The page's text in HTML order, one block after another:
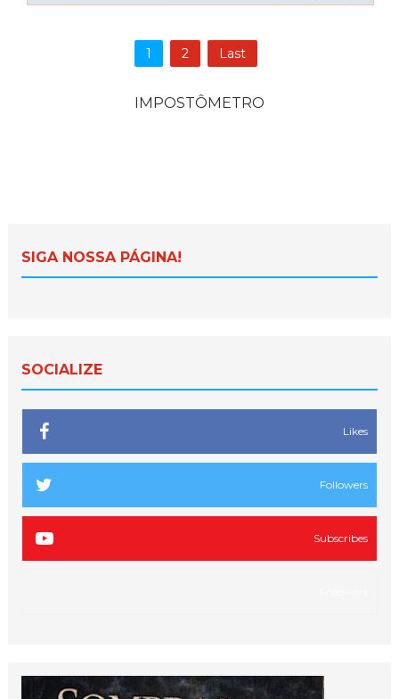
1 2 Last
IMPOSTÔMETRO
SIGA NOSSA PÁGINA!
SOCIALIZE
Likes
Followers
Subscribes